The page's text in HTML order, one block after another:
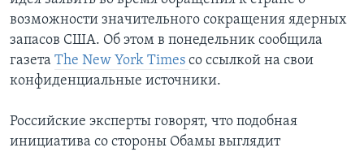
возможности значительного сокращения ядерных
запасов США. Об этом в понедельник сообщила
газета The New York Times со ссылкой на свои
конфиденциальные источники.
Российские эксперты говорят, что подобная
инициатива со стороны Обамы выглядит